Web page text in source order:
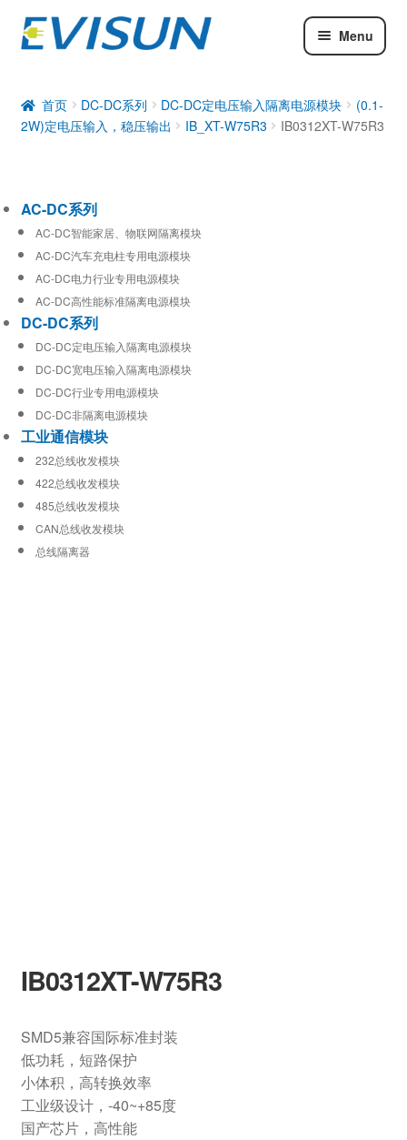
Menu
DC-DC系列
工业通信模块
首页 DC-DC系列 DC-DC定电压输入隔离电源模块
(0.1-
2W)定电压输入，稳压输出
IB_XT-W75R3 IB0312XT-W75R3
IB0312XT-W75R3
SMD5兼容国际标准封装
低功耗，短路保护
小体积，高转换效率
工业级设计，-40~+85度
国产芯片，高性能
AC-DC系列
AC-DC智能家居、物联网隔离模块
AC-DC汽车充电柱专用电源模块
AC-DC电力行业专用电源模块
AC-DC高性能标准隔离电源模块
DC-DC系列
DC-DC定电压输入隔离电源模块
DC-DC宽电压输入隔离电源模块
DC-DC行业专用电源模块
DC-DC非隔离电源模块
工业通信模块
232总线收发模块
422总线收发模块
485总线收发模块
CAN总线收发模块
总线隔离器